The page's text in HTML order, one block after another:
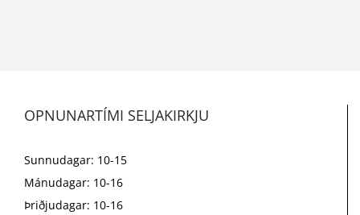
OPNUNARTÍMI SELJAKIRKJU
Sunnudagar: 10-15
Mánudagar: 10-16
Þriðjudagar: 10-16